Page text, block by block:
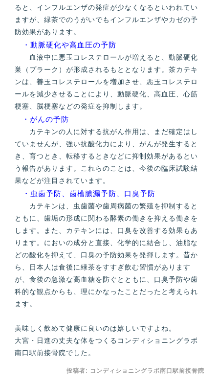
ると、インフルエンザの発症が少なくなるといわれてい
ますが、緑茶でのうがいでもインフルエンザやカゼの予
防効果があります。
・動脈硬化や高血圧の予防
血液中に悪玉コレステロールが増えると、動脈硬化
巣（プラーク）が形成されるもととなります。茶カテキ
ンは、善玉コレステロールを増加させ、悪玉コレステロ
ールを減少させることにより、動脈硬化、高血圧、心筋
梗塞、脳梗塞などの発症を抑制します。
・がんの予防
カテキンの人に対する抗がん作用は、まだ確定はし
ていませんが、強い抗酸化力により、がんが発生すると
き、育つとき、転移するときなどに抑制効果があるとい
う報告があります。これらのことは、今後の臨床試験結
果などが注目されています。
・虫歯予防、歯槽膿漏予防、口臭予防
カテキンは、虫歯菌や歯周病菌の繁殖を抑制すると
ともに、歯垢の形成に関わる酵素の働きを抑える働きを
します。また、カテキンには、口臭を改善する効果もあ
ります。においの成分と直接、化学的に結合し、油脂な
どの酸化を抑えて、口臭の予防効果を発揮します。昔か
ら、日本人は食後に緑茶をすすぎ飲む習慣があります
が、食後の急激な高血糖を防ぐとともに、口臭予防や歯
科的な観点からも、理にかなったことだったと考えられ
ます。
美味しく飲めて健康に良いのは嬉しいですよね。
大宮・日進の丈夫な体をつくるコンディショニングラボ
南口駅前接骨院でした。
投稿者: コンディショニングラボ南口駅前接骨院